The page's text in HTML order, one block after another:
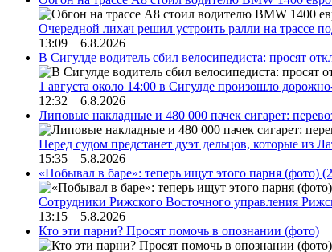
Очередной лихач решил устроить ралли на трассе
13:09 6.8.2026
В Сигулде водитель сбил велосипедиста: просят
1 августа около 14:00 в Сигулде произошло
12:32 6.8.2026
Липовые накладные и 480 000 пачек сигарет:
Перед судом предстанет дуэт дельцов, которые из
15:35 5.8.2026
«Побывал в баре»: теперь ищут этого парня (фото)
Сотрудники Рижского Восточного управления
13:15 5.8.2026
Кто эти парни? Просят помочь в опознании (фото)